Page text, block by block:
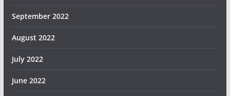
September 2022
August 2022
July 2022
June 2022